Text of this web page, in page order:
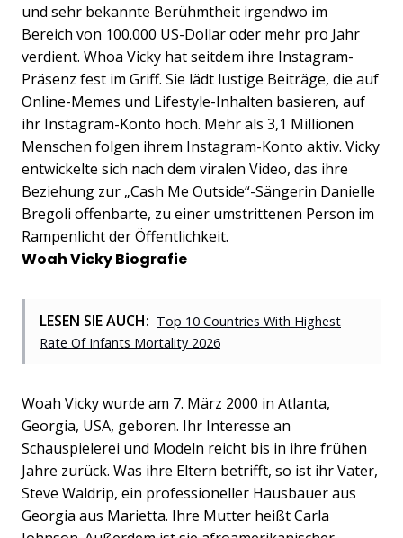
und sehr bekannte Berühmtheit irgendwo im
Bereich von 100.000 US-Dollar oder mehr pro Jahr
verdient. Whoa Vicky hat seitdem ihre Instagram-
Präsenz fest im Griff. Sie lädt lustige Beiträge, die auf
Online-Memes und Lifestyle-Inhalten basieren, auf
ihr Instagram-Konto hoch. Mehr als 3,1 Millionen
Menschen folgen ihrem Instagram-Konto aktiv. Vicky
entwickelte sich nach dem viralen Video, das ihre
Beziehung zur „Cash Me Outside“-Sängerin Danielle
Bregoli offenbarte, zu einer umstrittenen Person im
Rampenlicht der Öffentlichkeit.
Woah Vicky Biografie
LESEN SIE AUCH: Top 10 Countries With Highest
Rate Of Infants Mortality 2026
Woah Vicky wurde am 7. März 2000 in Atlanta,
Georgia, USA, geboren. Ihr Interesse an
Schauspielerei und Modeln reicht bis in ihre frühen
Jahre zurück. Was ihre Eltern betrifft, so ist ihr Vater,
Steve Waldrip, ein professioneller Hausbauer aus
Georgia aus Marietta. Ihre Mutter heißt Carla